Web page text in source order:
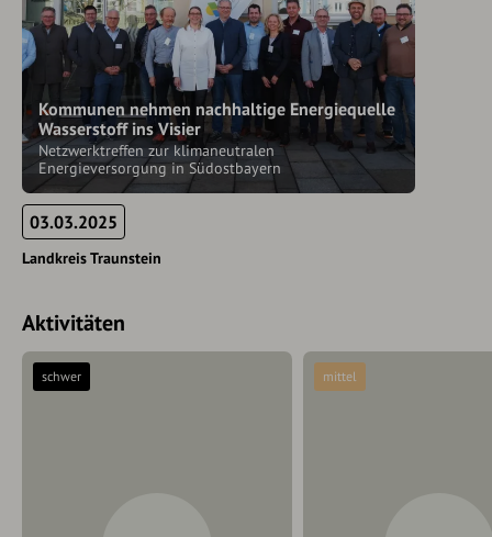
Kommunen nehmen nachhaltige Energiequelle
Wasserstoff ins Visier
Netzwerktreffen zur klimaneutralen
Energieversorgung in Südostbayern
03.03.2025
Landkreis Traunstein
Aktivitäten
schwer mittel